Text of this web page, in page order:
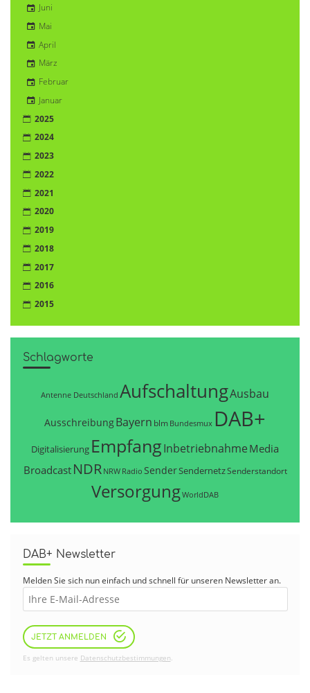
Juni
Mai
April
März
Februar
Januar
2025
2024
2023
2022
2021
2020
2019
2018
2017
2016
2015
Schlagworte
Antenne Deutschland AufschaltungAusbau
AusschreibungBayern blm Bundesmux DAB+
Digitalisierung EmpfangInbetriebnahme Media
Broadcast NDR NRW Radio SenderSendernetzSenderstandort
VersorgungWorldDAB
DAB+ Newsletter
Melden Sie sich nun einfach und schnell für unseren Newsletter an.
JETZT ANMELDEN
Es gelten unsere Datenschutzbestimmungen